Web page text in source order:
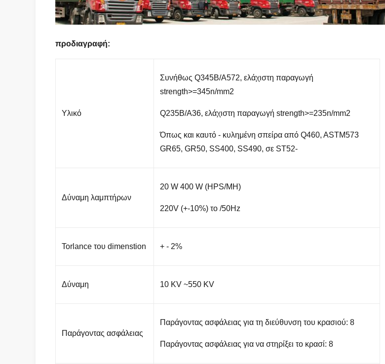
προδιαγραφή:
Υλικό
Συνήθως Q345B/A572, ελάχιστη παραγωγή
strength>=345n/mm2
Q235B/A36, ελάχιστη παραγωγή strength>=235n/mm2
Όπως και καυτό - κυλημένη σπείρα από Q460, ASTM573
GR65, GR50, SS400, SS490, σε ST52-
Δύναμη λαμπτήρων
20 W 400 W (HPS/MH)
220V (+-10%) το /50Hz
Torlance του dimenstion + - 2%
Δύναμη 10 KV ~550 KV
Παράγοντας ασφάλειας
Παράγοντας ασφάλειας για τη διεύθυνση του κρασιού: 8
Παράγοντας ασφάλειας για να στηρίξει το κρασί: 8